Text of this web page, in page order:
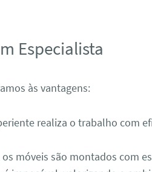
Especialista
às vantagens:
realiza o trabalho com
móveis são montados com